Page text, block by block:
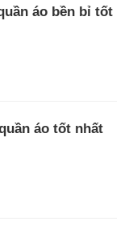
áo bền bỉ tốt
áo tốt nhất